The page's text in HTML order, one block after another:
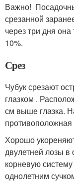
Важно!
срезанной
через три дня она
10%.
Срез
Чубук срезают
глазком .
см выше глазка.
противоположная
Хорошо
двулетней лозы
корневую
однолетним